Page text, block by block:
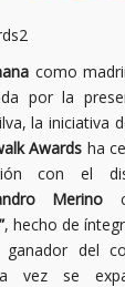
como
por la
la iniciativa
Awards ha
con el
Merino
, hecho de
del
vez se